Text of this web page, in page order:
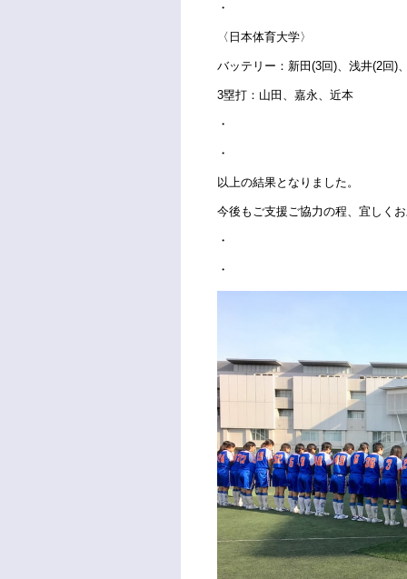
・
〈日本体育大学〉
バッテリー：新田(3回)、浅井(2回)
3塁打：山田、嘉永、近本
・
・
以上の結果となりました。
今後もご支援ご協力の程、宜しく
・
・